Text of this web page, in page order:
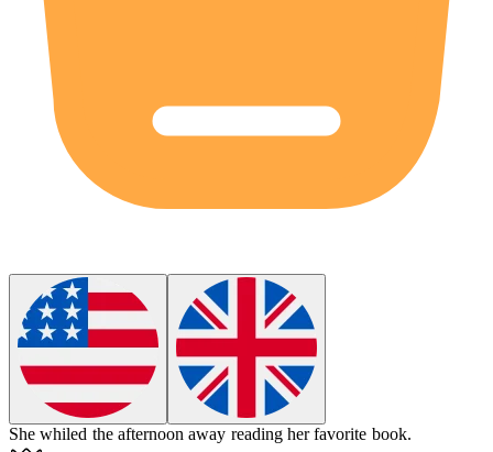
She whiled the afternoon away reading her favorite book.